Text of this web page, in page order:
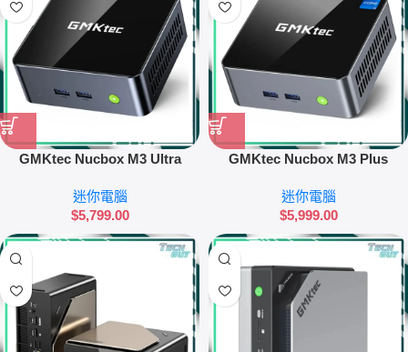
GMKtec Nucbox M3 Ultra
腦
迷你電腦
$5,799.00
GMKtec Nucbox M3 Plus
腦
迷你電腦
$5,999.00